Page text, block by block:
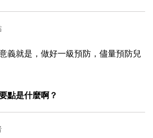
義就是，做好一級預防，儘量預防兒
點是什麼啊？